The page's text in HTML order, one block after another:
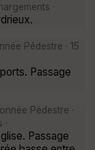
·
Pédestre · 15
Passage
Pédestre ·
·
Passage